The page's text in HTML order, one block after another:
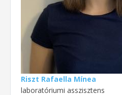
Riszt Rafaella Mínea
laboratóriumi asszisztens